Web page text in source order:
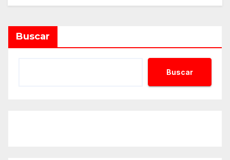
Alternative:
Buscar
Buscar